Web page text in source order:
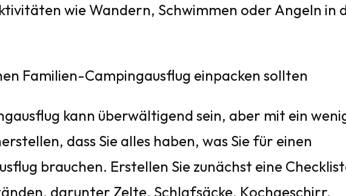
wie Wandern, Schwimmen oder Angeln in
Familien-Campingausflug einpacken sollten
kann überwältigend sein, aber mit ein
dass Sie alles haben, was Sie für einen
brauchen. Erstellen Sie zunächst eine
darunter Zelte, Schlafsäcke, Kochgeschirr,